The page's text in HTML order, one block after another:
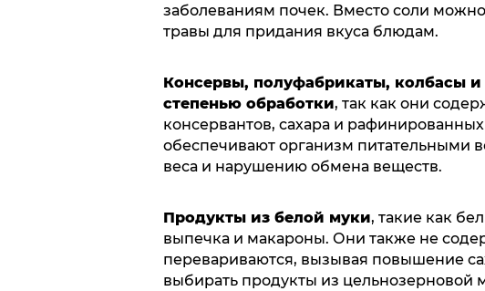
заболеваниям почек. Вместо соли
травы для придания вкуса блюдам.
Консервы, полуфабрикаты, колбасы
степенью обработки, так как они
консервантов, сахара и
обеспечивают организм питательными
веса и нарушению обмена веществ.
Продукты из белой муки, такие как
выпечка и макароны. Они также не
перевариваются, вызывая повышение
выбирать продукты из цельнозерновой